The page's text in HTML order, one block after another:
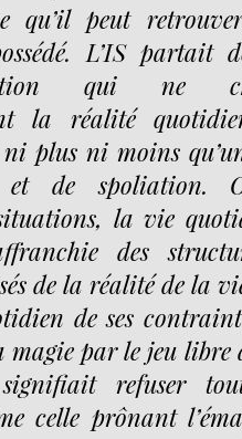
qu’il peut
L’IS
qui ne
la réalité
plus ni moins
et de spoliation.
la vie
des
de la réalité de la
de ses
par le jeu libre
signifiait refuser
celle prônant